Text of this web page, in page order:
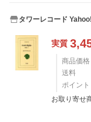
タワーレコード
実質
商品価格
送料
ポイント
お取り寄せ